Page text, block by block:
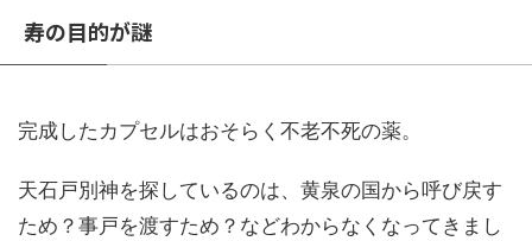
寿の目的が謎
完成したカプセルはおそらく不老不死の薬。
天石戸別神を探しているのは、黄泉の国から呼び戻す
ため？事戸を渡すため？などわからなくなってきまし